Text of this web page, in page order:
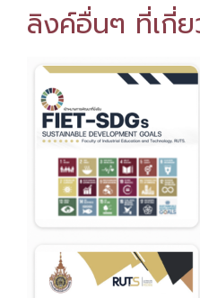
ลิงค์อื่นๆ ที่เกี่